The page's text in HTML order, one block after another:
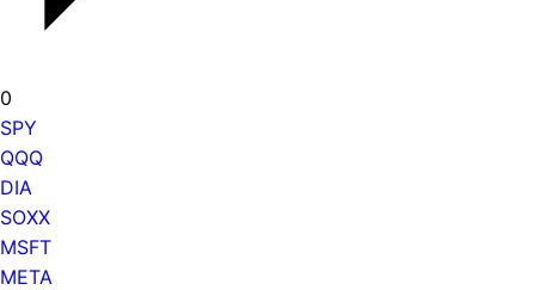
0
SPY
QQQ
DIA
SOXX
MSFT
META